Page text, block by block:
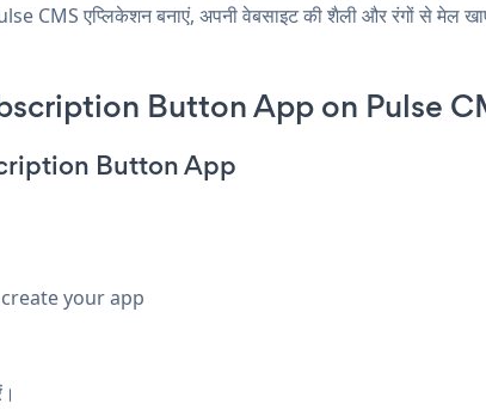
एप्लिकेशन बनाएं, अपनी वेबसाइट की शैली और रंगों से मेल
Button App on Pulse
Button App
your app